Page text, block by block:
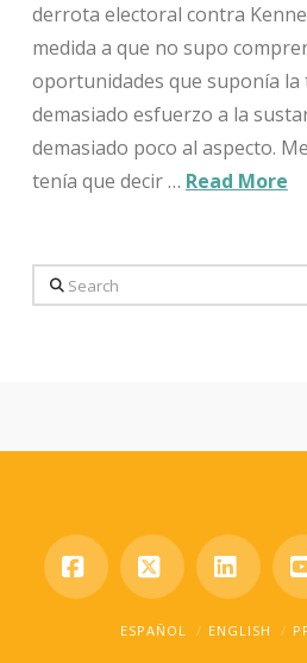
derrota electoral contra
medida a que no supo
oportunidades que suponía la
demasiado esfuerzo a la
demasiado poco al aspecto.
tenía que decir … Read More
Search
Facebook
X
ESPAÑOL ENGLISH